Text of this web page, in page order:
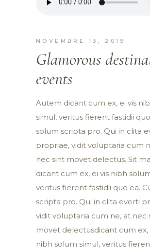
NOVEMBRE 13, 2019
Glamorous
events
Autem dicant cum ex, ei vis
simul, veritus fierent fastidii
solum scripta pro. Qui in clita
propriae, vidit voluptaria cum
nec sint movet delectus. Sit
dicant cum ex, ei vis nibh
veritus fierent fastidii quo ea.
scripta pro. Qui in clita everti
vidit voluptaria cum ne, at nec
movet delectusdicant cum ex,
nibh solum simul, veritus